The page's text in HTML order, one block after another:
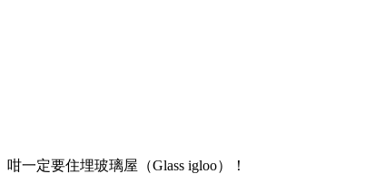
咁一定要住埋玻璃屋（Glass igloo）！